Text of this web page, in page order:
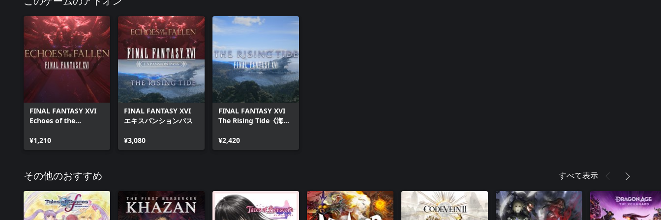
FINAL FANTASY XVI
Echoes of the
¥1,210
FINAL FANTASY XVI
エキスパンションパス
¥3,080
FINAL FANTASY XVI
The Rising Tide《海の
¥2,420
その他のおすすめ すべて表示